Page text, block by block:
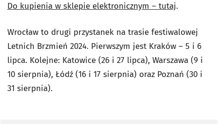
Do kupienia w sklepie elektronicznym – tutaj.
Wrocław to drugi przystanek na trasie festiwalowej
Letnich Brzmień 2024. Pierwszym jest Kraków – 5 i 6
lipca. Kolejne: Katowice (26 i 27 lipca), Warszawa (9 i
10 sierpnia), Łódź (16 i 17 sierpnia) oraz Poznań (30 i
31 sierpnia).